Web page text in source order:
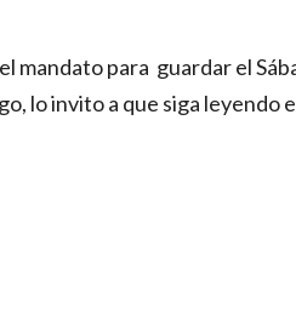
mandato para  guardar el
lo invito a que siga leyendo